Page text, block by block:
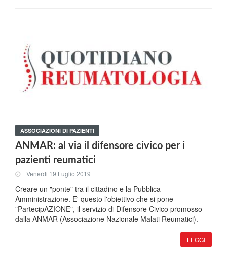
ASSOCIAZIONI DI PAZIENTI
ANMAR: al via il difensore civico per i
pazienti reumatici
Venerdi 19 Luglio 2019
Creare un "ponte" tra il cittadino e la Pubblica
Amministrazione. E' questo l'obiettivo che si pone
"PartecipAZIONE", il servizio di Difensore Civico promosso
dalla ANMAR (Associazione Nazionale Malati Reumatici).
LEGGI